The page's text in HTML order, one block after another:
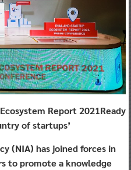
Report 2021Ready
of startups’
(NIA) has joined forces in
to promote a knowledge